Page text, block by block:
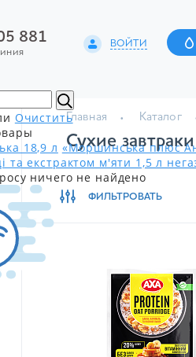
881 ВОЙТИ
Очистить
18,9 л «Моршинська плюс
та екстрактом м'яти 1,5 л
ничего не найдено
Главная Каталог
Сухие
ФИЛЬТРОВАТЬ